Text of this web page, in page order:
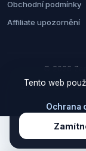
Obchodní podmínky
Affiliate upozornění
© 2026
Za nákup přes
Tento web
Ochrana